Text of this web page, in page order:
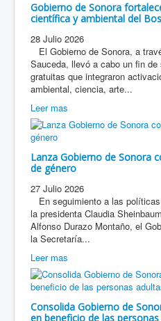
Gobierno de Sonora
científica y ambiental del
28 Julio 2026
El Gobierno de Sonora, a
Sauceda, llevó a cabo un fin
gratuitas que integraron
ambiental, ciencia, arte...
Leer mas
Lanza Gobierno de Sonora
de género
27 Julio 2026
En seguimiento a las
la presidenta Claudia
Alfonso Durazo Montaño, el
la Secretaría...
Leer mas
Consolida Gobierno de
en beneficio de las